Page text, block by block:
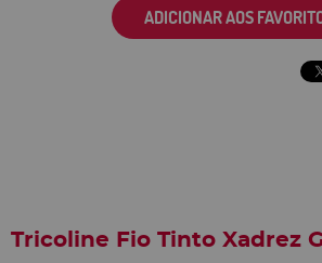
ADICIONAR AOS
Tricoline Fio Tinto Xadrez